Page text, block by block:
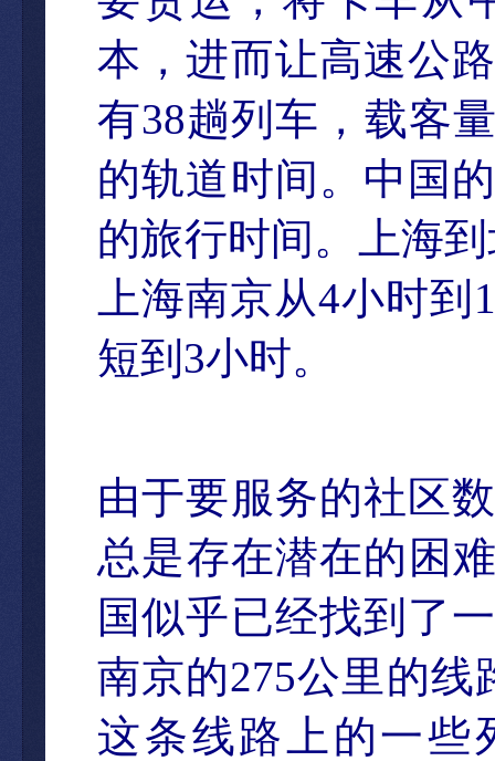
本，进而让高速公
有38趟列车，载客
的轨道时间。中国
的旅行时间。上海
上海南京从4小时到
短到 3小时。
由于要服务的社区
总是存在潜在的困
国似乎已经找到了
南京的275公里的线
这条线路上的一些